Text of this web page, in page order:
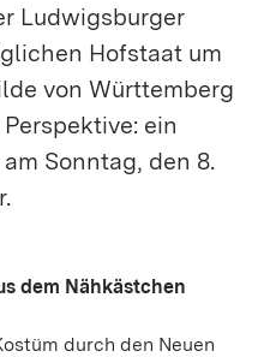
Ludwigsburger
Hofstaat um
von Württemberg
ein
Sonntag, den 8.
dem Nähkästchen
durch den Neuen